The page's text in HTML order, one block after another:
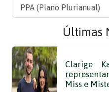
PPA (Plano Plurianual)
Últimas
Clarige
Miss e